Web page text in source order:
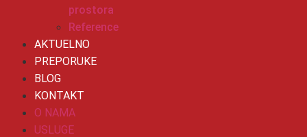
prostora
Reference
AKTUELNO
PREPORUKE
BLOG
KONTAKT
O NAMA
USLUGE